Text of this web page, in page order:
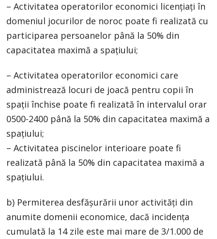
– Activitatea operatorilor economici licențiați în
domeniul jocurilor de noroc poate fi realizată cu
participarea persoanelor până la 50% din
capacitatea maximă a spațiului;
– Activitatea operatorilor economici care
administrează locuri de joacă pentru copii în
spații închise poate fi realizată în intervalul orar
0500-2400 până la 50% din capacitatea maximă a
spațiului;
– Activitatea piscinelor interioare poate fi
realizată până la 50% din capacitatea maximă a
spațiului.
b) Permiterea desfășurării unor activități din
anumite domenii economice, dacă incidența
cumulată la 14 zile este mai mare de 3/1.000 de